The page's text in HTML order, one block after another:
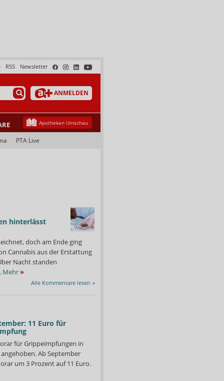
Newsletter
RSS
ANMELDEN
Apotheken Umschau
PTA Live
hinterlässt
doch am Ende ging
Cannabis aus der Erstattung
Nacht standen
Mehr»
Alle Kommentare lesen »
11 Euro für
für Grippeimpfungen in
Ab September
um 3 Prozent auf 11 Euro.